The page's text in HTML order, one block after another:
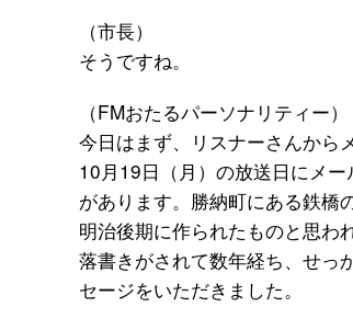
（市長）
そうですね。
（FMおたるパーソナリティー）
今日はまず、リスナーさんから
10月19日（月）の放送日にメ
があります。勝納町にある鉄橋
明治後期に作られたものと思わ
落書きがされて数年経ち、せっ
セージをいただきました。